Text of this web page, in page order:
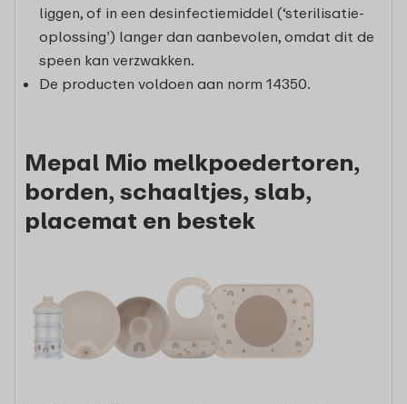
liggen, of in een desinfectiemiddel (‘sterilisatie-
oplossing’) langer dan aanbevolen, omdat dit de
speen kan verzwakken.
De producten voldoen aan norm 14350.
Mepal Mio melkpoedertoren,
borden, schaaltjes, slab,
placemat en bestek